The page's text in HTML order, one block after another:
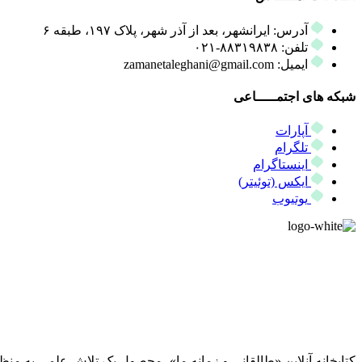
آدرس: ایرانشهر، بعد از آذر شهر، پلاک ۱۹۷، طبقه ۶
تلفن: ۸۸۳۱۹۸۳۸-۰۲۱
ایمیل: zamanetaleghani@gmail.com
شبکه های اجتمـــــاعی
آپارات
تلگرام
اینستاگرام
ایکس (توئیتر)
یوتیوب